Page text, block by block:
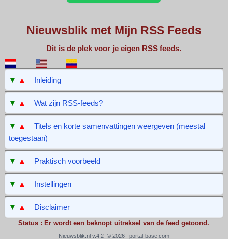
Nieuwsblik met Mijn RSS Feeds
Dit is de plek voor je eigen RSS feeds.
▼ ▲ Inleiding
▼ ▲ Wat zijn RSS-feeds?
▼ ▲
Titels en korte samenvattingen weergeven (meestal
toegestaan)
▼ ▲ Praktisch voorbeeld
▼ ▲ Instellingen
▼ ▲ Disclaimer
Status : Er wordt een beknopt uitreksel van de feed getoond.
Nieuwsblik.nl v.4.2 © 2026 portal-base.com